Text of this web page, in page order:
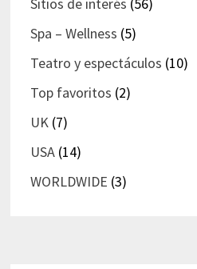
Spa – Wellness (5)
Teatro y espectáculos (10)
Top favoritos (2)
UK(7)
USA(14)
WORLDWIDE (3)